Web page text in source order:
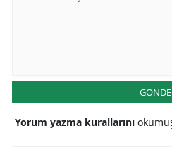
Yorum yazma kurallarını